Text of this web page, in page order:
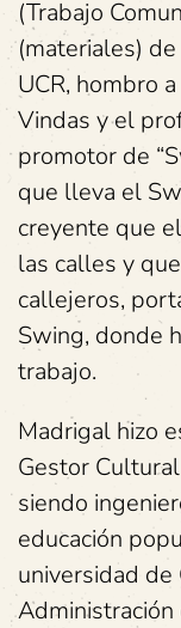
(Trabajo
(materiales)
UCR, hombro
Vindas y el
promotor de
que lleva el
creyente que
las calles y
callejeros,
Swing, donde
trabajo.
Madrigal hizo
Gestor
siendo
educación
universidad de
Administración